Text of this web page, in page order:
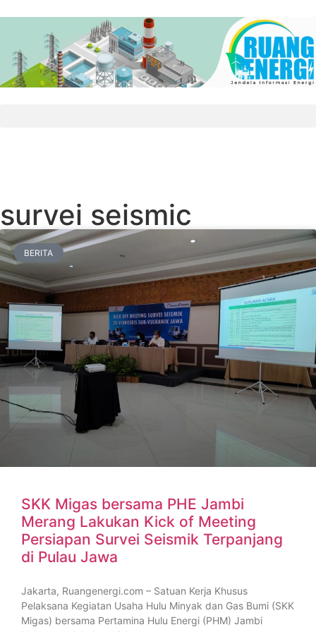
survei seismic
BERITA
SKK Migas bersama PHE Jambi
Merang Lakukan Kick of Meeting
Persiapan Survei Seismik Terpanjang
di Pulau Jawa
Jakarta, Ruangenergi.com – Satuan Kerja Khusus
Pelaksana Kegiatan Usaha Hulu Minyak dan Gas Bumi (SKK
Migas) bersama Pertamina Hulu Energi (PHM) Jambi